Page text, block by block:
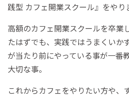
践型 カフェ開業スクール』をやり
高額のカフェ開業スクールを卒業
たはずでも、実践ではうまくいか
が当たり前にやっている事が一番
大切な事。
これからカフェをやりたい方や、